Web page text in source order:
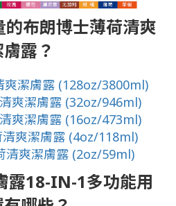
布朗博士薄荷清爽
露？
爽潔膚露 (128oz/3800ml)
爽潔膚露 (32oz/946ml)
爽潔膚露 (16oz/473ml)
爽潔膚露 (4oz/118ml)
清爽潔膚露 (2oz/59ml)
露18-IN-1多功能用